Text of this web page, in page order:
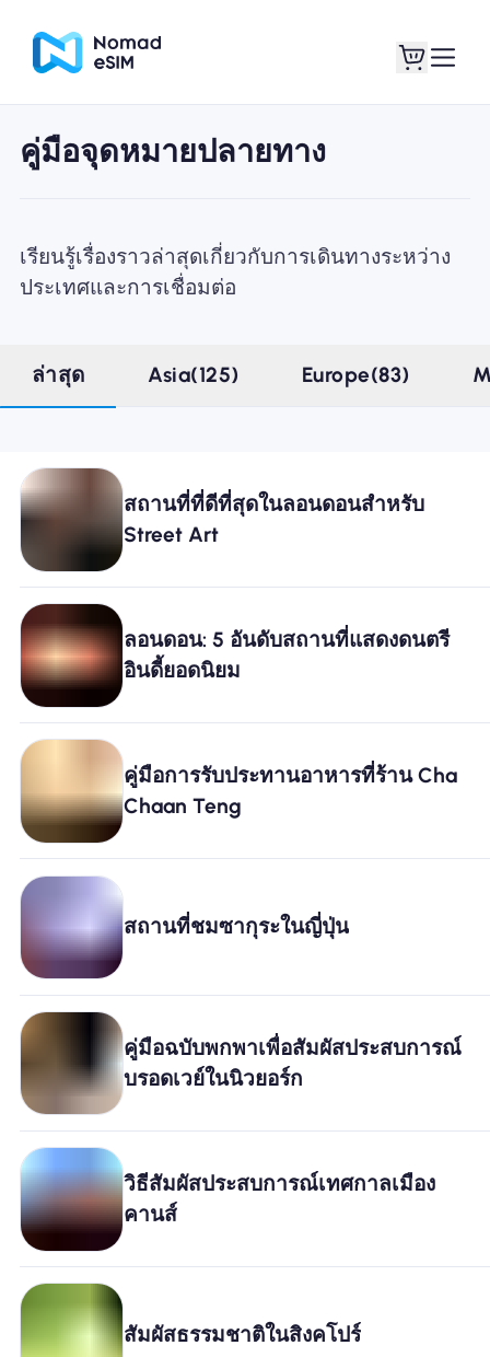
เข้าสู่ระบบ / ลง
ทำไมต้อง Nomad eSIM
การใช้ eSIM
สำหรับธุรกิจ
คู่มือจุดหมายปลายทาง
เรียนรู้เรื่องราวล่าสุดเกี่ยวกับการเดินทางระหว่าง
ประเทศและการเชื่อมต่อ
ล่าสุด Asia(125) Europe(83)
สถานที่ที่ดีที่สุดในลอนดอนสำหรับ
Street Art
ลอนดอน: 5 อันดับสถานที่แสดงดนตรี
อินดี้ยอดนิยม
คู่มือการรับประทานอาหารที่ร้าน Cha
Chaan Teng
สถานที่ชมซากุระในญี่ปุ่น
คู่มือฉบับพกพาเพื่อสัมผัสประสบการณ์
บรอดเวย์ในนิวยอร์ก
วิธีสัมผัสประสบการณ์เทศกาลเมือง
คานส์
สัมผัสธรรมชาติในสิงคโปร์